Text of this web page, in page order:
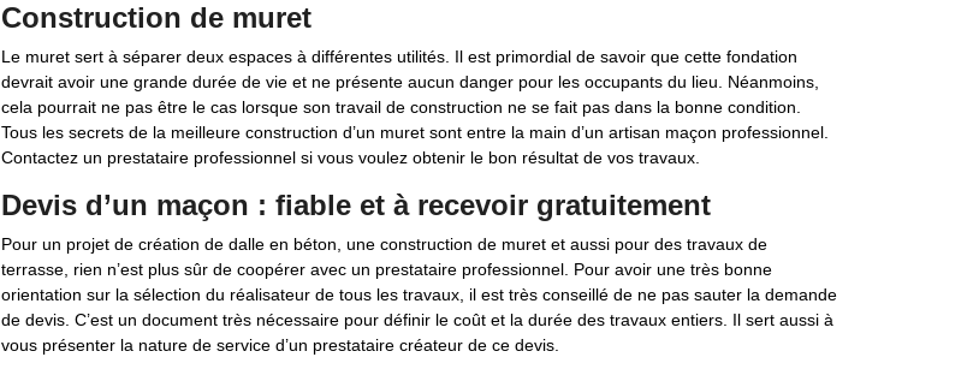
Construction de muret
Le muret sert à séparer deux espaces à différentes utilités. Il est primordial de savoir que cette fondation
devrait avoir une grande durée de vie et ne présente aucun danger pour les occupants du lieu. Néanmoins,
cela pourrait ne pas être le cas lorsque son travail de construction ne se fait pas dans la bonne condition.
Tous les secrets de la meilleure construction d’un muret sont entre la main d’un artisan maçon professionnel.
Contactez un prestataire professionnel si vous voulez obtenir le bon résultat de vos travaux.
Devis d’un maçon : fiable et à recevoir gratuitement
Pour un projet de création de dalle en béton, une construction de muret et aussi pour des travaux de
terrasse, rien n’est plus sûr de coopérer avec un prestataire professionnel. Pour avoir une très bonne
orientation sur la sélection du réalisateur de tous les travaux, il est très conseillé de ne pas sauter la demande
de devis. C’est un document très nécessaire pour définir le coût et la durée des travaux entiers. Il sert aussi à
vous présenter la nature de service d’un prestataire créateur de ce devis.